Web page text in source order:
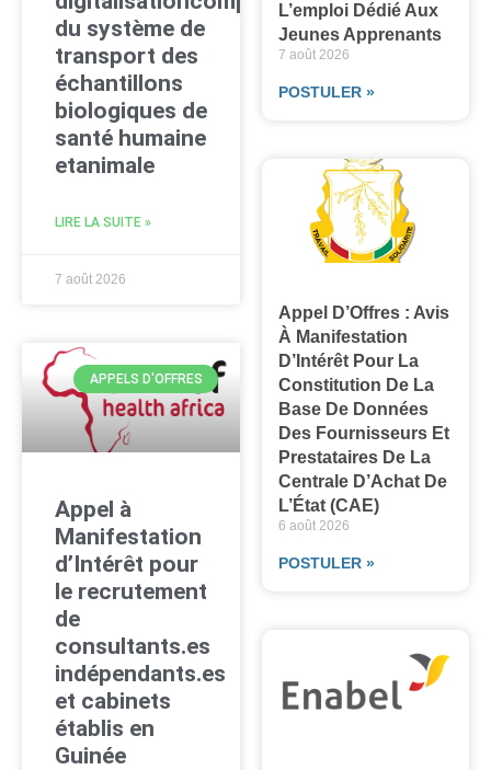
du système de
transport des
échantillons
biologiques de
santé humaine
etanimale
LIRE LA SUITE »
7 août 2026
APPELS D'OFFRES
Appel à
Manifestation
d’Intérêt pour
le recrutement
de
consultants.es
indépendants.es
et cabinets
établis en
Guinée
L’emploi Dédié Aux
Jeunes Apprenants
7 août 2026
POSTULER »
Appel D’Offres : Avis
À Manifestation
D’Intérêt Pour La
Constitution De La
Base De Données
Des Fournisseurs Et
Prestataires De La
Centrale D’Achat De
L’État (CAE)
6 août 2026
POSTULER »